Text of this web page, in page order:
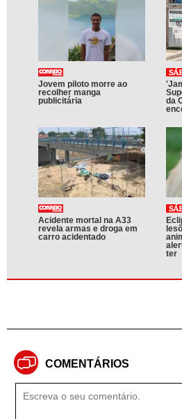
Jovem piloto morre ao
recolher manga
publicitária
da
Acidente mortal na A33
revela armas e droga em
carro acidentado
ter
COMENTÁRIOS